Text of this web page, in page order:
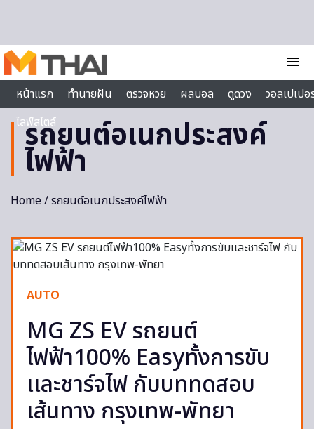
menu
หน้าแรก
ทำนายฝัน ตรวจหวย ผลบอล ดูดวง
วอลเปเป
ไลฟ์สไตล์
รถยนต์อเนกประสงค์
ไฟฟ้า
Home/ รถยนต์อเนกประสงค์ไฟฟ้า
AUTO
MG ZS EV รถยนต์
ไฟฟ้า100% Easyทั้งการขับ
เเละชาร์จไฟ กับบททดสอบ
เส้นทาง กรุงเทพ-พัทยา